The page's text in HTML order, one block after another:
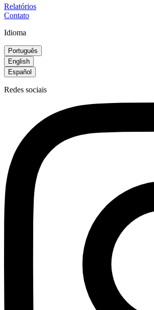
Relatórios
Contato
Idioma
Português
English
Español
Redes sociais